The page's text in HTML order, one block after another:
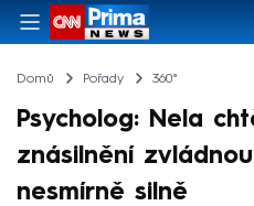
Domů Pořady 360°
Psycholog: Nela
znásilnění
nesmírně silně